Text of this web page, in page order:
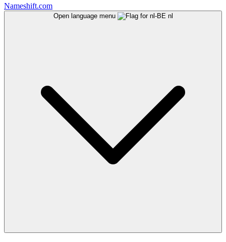
Nameshift.com
Open language menu nl